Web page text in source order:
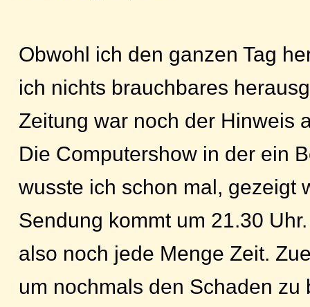
Obwohl ich den ganzen Tag
ich nichts brauchbares
Zeitung war noch der Hinweis
Die Computershow in der ein
wusste ich schon mal, gezeigt
Sendung kommt um 21.30
also noch jede Menge Zeit.
um nochmals den Schaden